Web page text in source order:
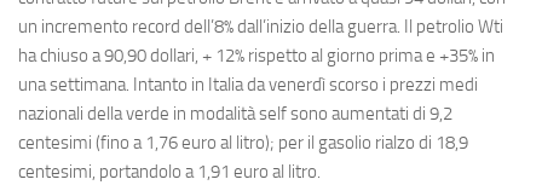
un incremento record dell’8% dall’inizio della guerra. Il petrolio Wti
ha chiuso a 90,90 dollari, + 12% rispetto al giorno prima e +35% in
una settimana. Intanto in Italia da venerdì scorso i prezzi medi
nazionali della verde in modalità self sono aumentati di 9,2
centesimi (fino a 1,76 euro al litro); per il gasolio rialzo di 18,9
centesimi, portandolo a 1,91 euro al litro.